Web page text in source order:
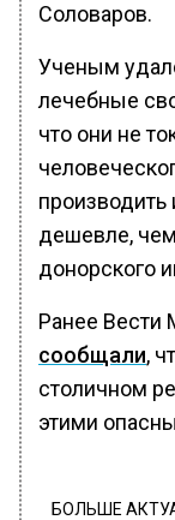
Соловаров.
Ученым
лечебные
что они не
производить
дешевле,
донорского
Ранее Вести
сообщали,
столичном
этими
БОЛЬШЕ